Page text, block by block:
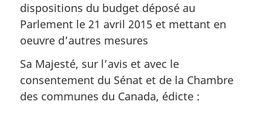
dispositions du budget déposé au
Parlement le 21 avril 2015 et mettant en
oeuvre d’autres mesures
Sa Majesté, sur l’avis et avec le
consentement du Sénat et de la Chambre
des communes du Canada, édicte :